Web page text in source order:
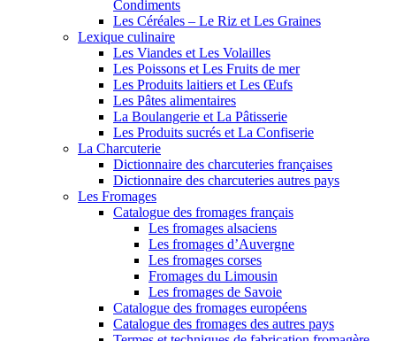
Condiments
Les Céréales – Le Riz et Les Graines
Lexique culinaire
Les Viandes et Les Volailles
Les Poissons et Les Fruits de mer
Les Produits laitiers et Les Œufs
Les Pâtes alimentaires
La Boulangerie et La Pâtisserie
Les Produits sucrés et La Confiserie
La Charcuterie
Dictionnaire des charcuteries françaises
Dictionnaire des charcuteries autres pays
Les Fromages
Catalogue des fromages français
Les fromages alsaciens
Les fromages d’Auvergne
Les fromages corses
Fromages du Limousin
Les fromages de Savoie
Catalogue des fromages européens
Catalogue des fromages des autres pays